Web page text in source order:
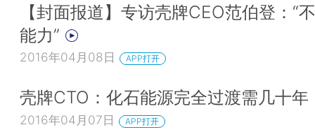
【封面报道】专访壳牌CEO范伯登：“
能力”
2016年04月08日 APP打开
壳牌CTO：化石能源完全过渡需几十年
2016年04月07日 APP打开